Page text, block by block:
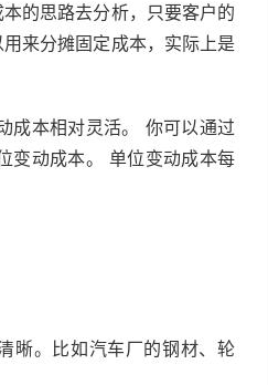
的思路去分析，只要客户的
来分摊固定成本，实际上是
成本相对灵活。 你可以通过
变动成本。 单位变动成本每
晰。比如汽车厂的钢材、轮